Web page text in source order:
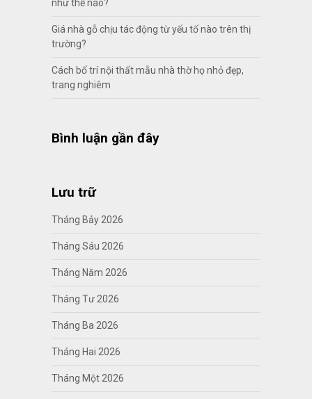
như thế nào?
Giá nhà gỗ chịu tác động từ yếu tố nào trên thị
trường?
Cách bố trí nội thất mẫu nhà thờ họ nhỏ đẹp,
trang nghiêm
Bình luận gần đây
Lưu trữ
Tháng Bảy 2026
Tháng Sáu 2026
Tháng Năm 2026
Tháng Tư 2026
Tháng Ba 2026
Tháng Hai 2026
Tháng Một 2026